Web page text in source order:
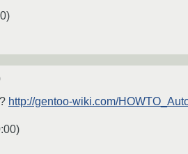
)
http://gentoo-wiki.com/
)